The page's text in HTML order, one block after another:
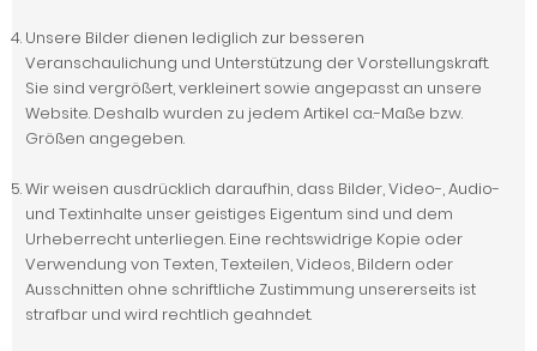
Unsere Bilder dienen lediglich zur besseren
Veranschaulichung und Unterstützung der Vorstellungskraft.
Sie sind vergrößert, verkleinert sowie angepasst an unsere
Website. Deshalb wurden zu jedem Artikel ca.-Maße bzw.
Größen angegeben.
Wir weisen ausdrücklich daraufhin, dass Bilder, Video-, Audio-
und Textinhalte unser geistiges Eigentum sind und dem
Urheberrecht unterliegen. Eine rechtswidrige Kopie oder
Verwendung von Texten, Texteilen, Videos, Bildern oder
Ausschnitten ohne schriftliche Zustimmung unsererseits ist
strafbar und wird rechtlich geahndet.